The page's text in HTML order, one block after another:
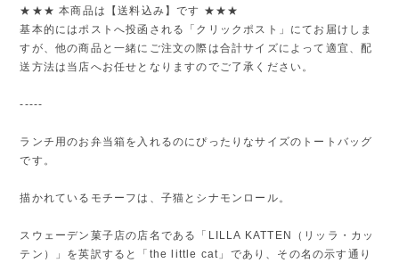
★★★ 本商品は【送料込み】です ★★★
基本的にはポストへ投函される「クリックポスト」にてお届けしま
すが、他の商品と一緒にご注文の際は合計サイズによって適宜、配
送方法は当店へお任せとなりますのでご了承ください。
-----
ランチ用のお弁当箱を入れるのにぴったりなサイズのトートバッグ
です。
描かれているモチーフは、子猫とシナモンロール。
スウェーデン菓子店の店名である「LILLA KATTEN（リッラ・カッ
テン）」を英訳すると「the little cat」であり、その名の示す通り